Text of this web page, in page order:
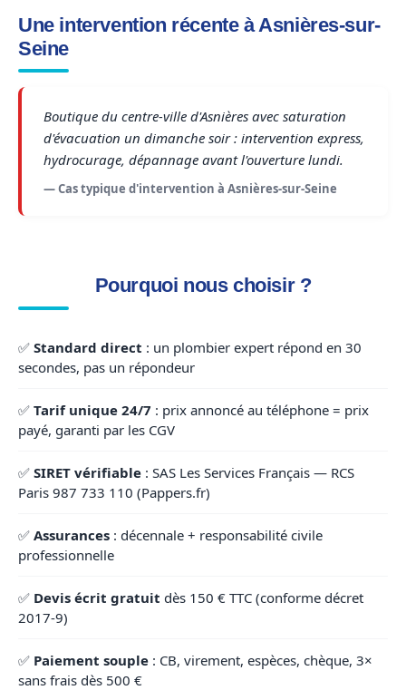
Une intervention récente à Asnières-sur-
Seine
Boutique du centre-ville d'Asnières avec saturation
d'évacuation un dimanche soir : intervention express,
hydrocurage, dépannage avant l'ouverture lundi.
— Cas typique d'intervention à Asnières-sur-Seine
Pourquoi nous choisir ?
✅ Standard direct : un plombier expert répond en 30
secondes, pas un répondeur
✅ Tarif unique 24/7 : prix annoncé au téléphone = prix
payé, garanti par les CGV
✅ SIRET vérifiable : SAS Les Services Français — RCS
Paris 987 733 110 (Pappers.fr)
✅ Assurances : décennale + responsabilité civile
professionnelle
✅ Devis écrit gratuit dès 150 € TTC (conforme décret
2017-9)
✅ Paiement souple : CB, virement, espèces, chèque, 3×
sans frais dès 500 €